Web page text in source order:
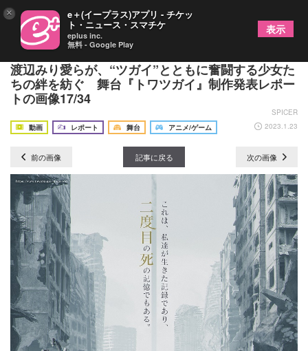
ゲームリリースを前に舞台化が決定！ 大西桃香、
渡辺みり愛らが、“ツガイ”とともに奮闘する少女た
ちの絆を紡ぐ 舞台『トワツガイ』制作発表レポー
トの画像17/34
SPICER
動画
レポート 舞台 アニメ/ゲーム 2023.1.23
前の画像 記事に戻る 次の画像
× e＋(イープラス)アプリ - チケッ
ト・ニュース・スマチケ
eplus inc.
無料 - Google Play
表示